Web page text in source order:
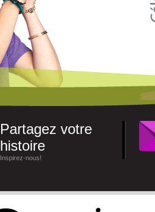
Partagez votre
histoire
Inspirez-nous!